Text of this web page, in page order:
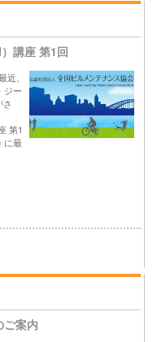
講座 第1回
、
ジー
第1
に最
ご案内